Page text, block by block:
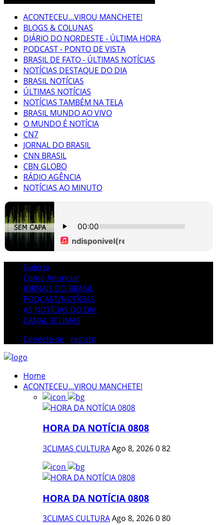
ACONTECEU...VIROU MANCHETE!
BLOGS & COLUNAS
DIÁRIO DO NORDESTE - ÚLTIMA HORA
PODCAST - PONTO DE VISTA
BRASIL DE FATO - ÚLTIMAS NOTÍCIAS
NOTÍCIAS DESTAQUE DO DIA
BRASIL NOTÍCIAS
ÚLTIMAS NOTÍCIAS
NOTÍCIAS TAMBÉM NA TELA
BRASIL MUNDO AO VIVO
O MUNDO É NOTÍCIA
CN7
JORNAL DO BRASIL
CNN BRASIL
CBN GLOBO
RÁDIO AGÊNCIA
NOTÍCIAS AO MINUTO
Galeria
Como Anunciar
JORNAIS DO BRASIL
PODCAST/NOTÍCIAS
AS NOTÍCIAS DO DIA
CANAL 3CLIMAS
Conecte-se
registo
Home
ACONTECEU...VIROU MANCHETE!
HORA DA NOTÍCIA 0808
3CLIMAS CULTURAAgo 8, 2026082
HORA DA NOTÍCIA 0808
3CLIMAS CULTURAAgo 8, 2026080